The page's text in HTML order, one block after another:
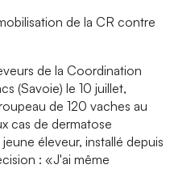
de la CR contre
de la Coordination
(Savoie) le 10 juillet,
de 120 vaches au
cas de dermatose
éleveur, installé depuis
: «J'ai même